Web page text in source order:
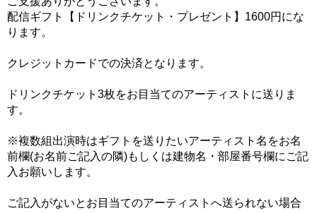
配信ギフト【ドリンクチケット・プレゼント】1600円にな
ります。
クレジットカードでの決済となります。
ドリンクチケット3枚をお目当てのアーティストに送りま
す。
※複数組出演時はギフトを送りたいアーティスト名をお名
前欄(お名前ご記入の隣)もしくは建物名・部屋番号欄にご記
入お願いします。
ご記入がないとお目当てのアーティストへ送られない場合